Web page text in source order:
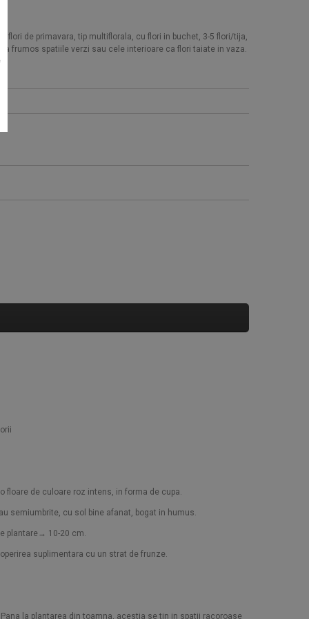
flori de primavara, tip multiflorala, cu flori in buchet, 3-5 flori/tija,
frumos spatiile verzi sau cele interioare ca flori taiate in vaza.
de culoare roz intens, in forma de cupa.
semiumbrite, cu sol bine afanat, bogat in humus.
plantare→ 10-20 cm.
suplimentara cu un strat de frunze.
la plantarea din toamna, acestia se tin in spatii racoroase